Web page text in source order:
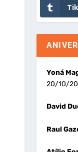
Yoná
20/10/
David
Raul